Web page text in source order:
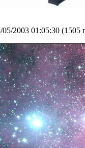
05/2003 01:05:30 (1505